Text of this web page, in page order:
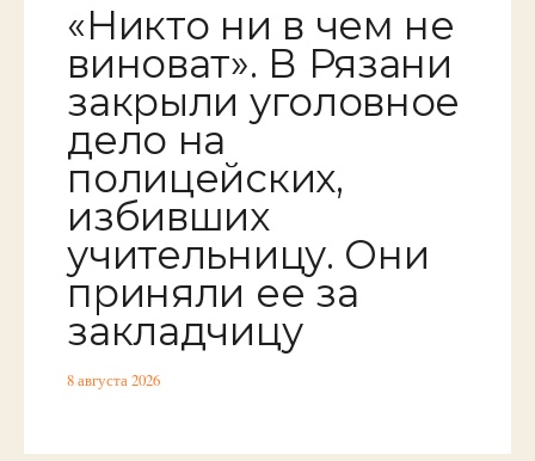
«Никто ни в чем не
виноват». В Рязани
закрыли уголовное
дело на
полицейских,
избивших
учительницу. Они
приняли ее за
закладчицу
8 августа 2026